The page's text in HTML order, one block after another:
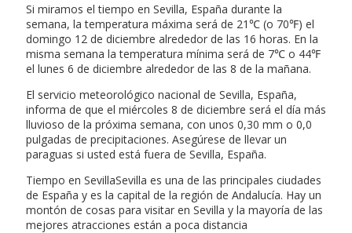
Si miramos el tiempo en Sevilla, España durante la
semana, la temperatura máxima será de 21℃ (o 70℉) el
domingo 12 de diciembre alrededor de las 16 horas. En la
misma semana la temperatura mínima será de 7℃ o 44℉
el lunes 6 de diciembre alrededor de las 8 de la mañana.
El servicio meteorológico nacional de Sevilla, España,
informa de que el miércoles 8 de diciembre será el día más
lluvioso de la próxima semana, con unos 0,30 mm o 0,0
pulgadas de precipitaciones. Asegúrese de llevar un
paraguas si usted está fuera de Sevilla, España.
Tiempo en SevillaSevilla es una de las principales ciudades
de España y es la capital de la región de Andalucía. Hay un
montón de cosas para visitar en Sevilla y la mayoría de las
mejores atracciones están a poca distancia